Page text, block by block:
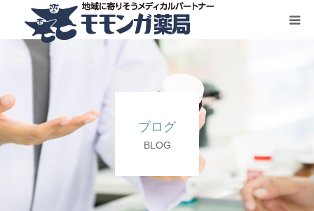
ブログ
BLOG
HOME
サービス一覧
お問い合わせ